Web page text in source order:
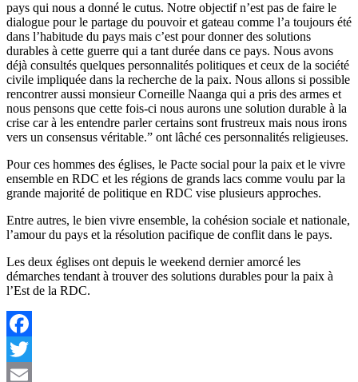
pays qui nous a donné le cutus. Notre objectif n’est pas de faire le
dialogue pour le partage du pouvoir et gateau comme l’a toujours été
dans l’habitude du pays mais c’est pour donner des solutions
durables à cette guerre qui a tant durée dans ce pays. Nous avons
déjà consultés quelques personnalités politiques et ceux de la société
civile impliquée dans la recherche de la paix. Nous allons si possible
rencontrer aussi monsieur Corneille Naanga qui a pris des armes et
nous pensons que cette fois-ci nous aurons une solution durable à la
crise car à les entendre parler certains sont frustreux mais nous irons
vers un consensus véritable.” ont lâché ces personnalités religieuses.
Pour ces hommes des églises, le Pacte social pour la paix et le vivre
ensemble en RDC et les régions de grands lacs comme voulu par la
grande majorité de politique en RDC vise plusieurs approches.
Entre autres, le bien vivre ensemble, la cohésion sociale et nationale,
l’amour du pays et la résolution pacifique de conflit dans le pays.
Les deux églises ont depuis le weekend dernier amorcé les
démarches tendant à trouver des solutions durables pour la paix à
l’Est de la RDC.
Facebook
Twitter